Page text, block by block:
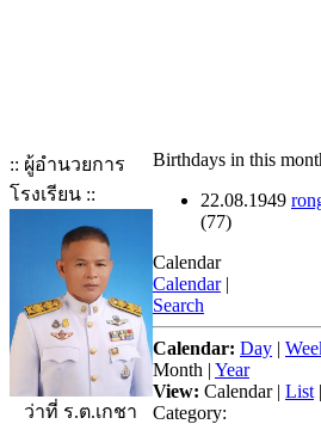
:: ผู้อำนวยการ
โรงเรียน ::
ว่าที่ ร.ต.เกชา
Birthdays in this
22.08.1949
(77)
Calendar
Calendar |
Search
Calendar: Day |
Month | Year
View: Calendar| List |
Category: